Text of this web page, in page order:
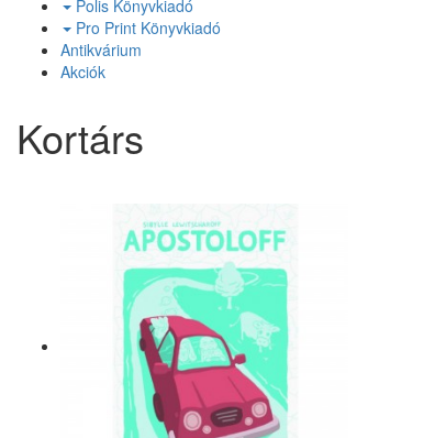
Polis Könyvkiadó
Pro Print Könyvkiadó
Antikvárium
Akciók
Kortárs